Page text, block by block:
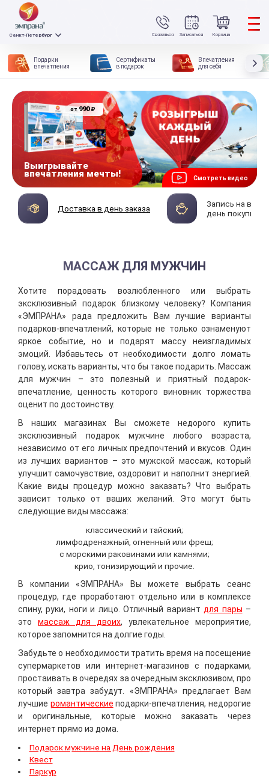
Связаться
Санкт-Петербург Записаться Корзина
Подарки
впечатления
Сертификаты
в подарок
Впечатления
для себя
Смотреть видео
от 990₽
Выигрывайте
впечатления мечты!
Доставка в день заказа
Запись на
день покупки
МАССАЖ ДЛЯ МУЖЧИН
Хотите порадовать возлюбленного или выбрать
эксклюзивный подарок близкому человеку? Компания
«ЭМПРАНА» рада предложить Вам лучшие варианты
подарков-впечатлений, которые не только ознаменуют
яркое событие, но и подарят массу неизгладимых
эмоций. Избавьтесь от необходимости долго ломать
голову, искать варианты, что бы такое подарить. Массаж
для мужчин – это полезный и приятный подарок-
впечатление, ценность которого виновник торжества
оценит по достоинству.
В наших магазинах Вы сможете недорого купить
эксклюзивный подарок мужчине любого возраста,
независимо от его личных предпочтений и вкусов. Один
из лучших вариантов – это мужской массаж, который
улучшит самочувствие, оздоровит и наполнит энергией.
Какие виды процедур можно заказать? Что выбрать
зависит только от ваших желаний. Это могут быть
следующие виды массажа:
классический и тайский;
лимфодренажный, огненный или фреш;
с морскими раковинами или камнями;
крио, тонизирующий и прочие.
В компании «ЭМПРАНА» Вы можете выбрать сеанс
процедур, где проработают отдельно или в комплексе
спину, руки, ноги и лицо. Отличный вариантдля пары –
это массаж для двоих, увлекательное мероприятие,
которое запомнится на долгие годы.
Забудьте о необходимости тратить время на посещение
супермаркетов или интернет-магазинов с подарками,
простаивать в очередях за очередным эксклюзивом, про
который завтра забудут. «ЭМПРАНА» предлагает Вам
лучшие романтические подарки-впечатления, недорогие
и оригинальные, которые можно заказать через
интернет прямо из дома.
Подарок мужчине на День рождения
Квест
Паркур